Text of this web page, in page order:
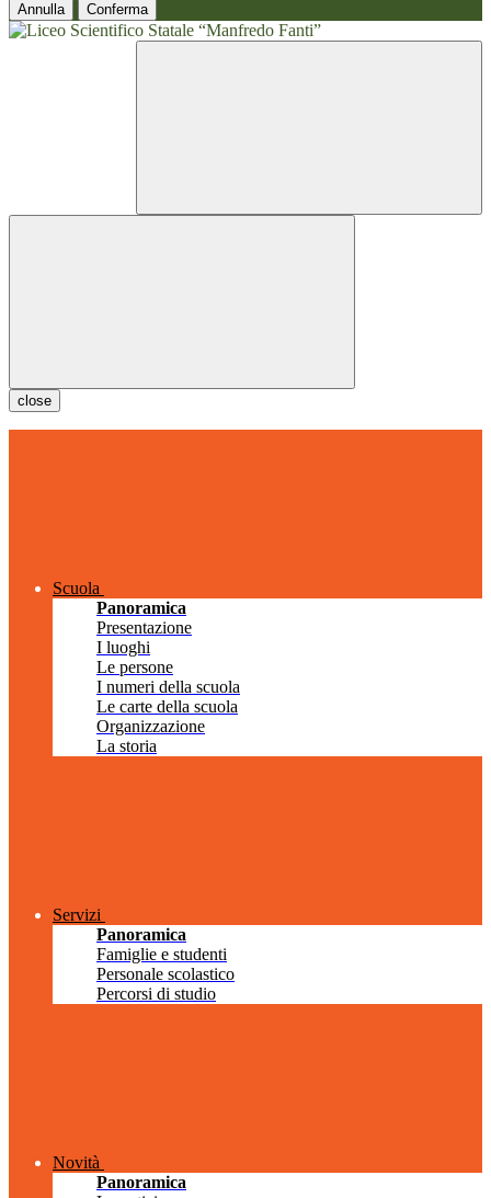
Annulla Conferma
close
Scuola
Panoramica
Presentazione
I luoghi
Le persone
I numeri della scuola
Le carte della scuola
Organizzazione
La storia
Servizi
Panoramica
Famiglie e studenti
Personale scolastico
Percorsi di studio
Novità
Panoramica